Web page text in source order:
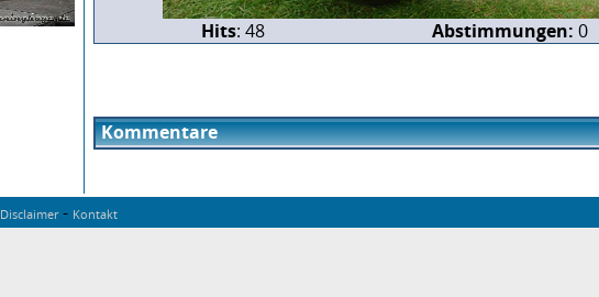
Hits: 48 Abstimmungen: 0
Kommentare
Disclaimer- Kontakt